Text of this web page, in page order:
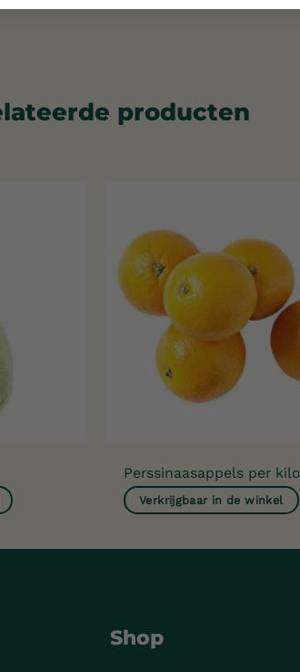
producten
Perssinaasappels per kilo
Verkrijgbaar in de winkel
Shop